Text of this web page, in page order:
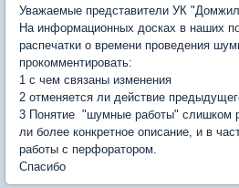
Уважаемые представители УК
На информационных досках в наших
распечатки о времени проведения
прокомментировать:
1 с чем связаны изменения
2 отменяется ли действие
3 Понятие "шумные работы" слишком
ли более конкретное описание, и в
работы с перфоратором.
Спасибо